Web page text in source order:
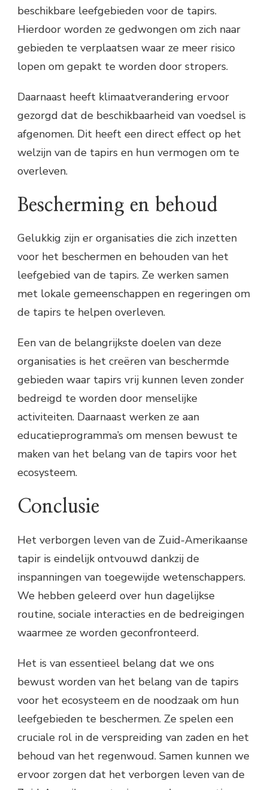
beschikbare leefgebieden voor de tapirs.
Hierdoor worden ze gedwongen om zich naar
gebieden te verplaatsen waar ze meer risico
lopen om gepakt te worden door stropers.
Daarnaast heeft klimaatverandering ervoor
gezorgd dat de beschikbaarheid van voedsel is
afgenomen. Dit heeft een direct effect op het
welzijn van de tapirs en hun vermogen om te
overleven.
Bescherming en behoud
Gelukkig zijn er organisaties die zich inzetten
voor het beschermen en behouden van het
leefgebied van de tapirs. Ze werken samen
met lokale gemeenschappen en regeringen om
de tapirs te helpen overleven.
Een van de belangrijkste doelen van deze
organisaties is het creëren van beschermde
gebieden waar tapirs vrij kunnen leven zonder
bedreigd te worden door menselijke
activiteiten. Daarnaast werken ze aan
educatieprogramma’s om mensen bewust te
maken van het belang van de tapirs voor het
ecosysteem.
Conclusie
Het verborgen leven van de Zuid-Amerikaanse
tapir is eindelijk ontvouwd dankzij de
inspanningen van toegewijde wetenschappers.
We hebben geleerd over hun dagelijkse
routine, sociale interacties en de bedreigingen
waarmee ze worden geconfronteerd.
Het is van essentieel belang dat we ons
bewust worden van het belang van de tapirs
voor het ecosysteem en de noodzaak om hun
leefgebieden te beschermen. Ze spelen een
cruciale rol in de verspreiding van zaden en het
behoud van het regenwoud. Samen kunnen we
ervoor zorgen dat het verborgen leven van de